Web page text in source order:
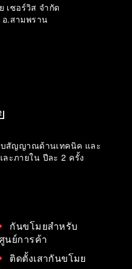
เซอร์วิส จำกัด
อ.สามพราน
บสัญญาณด้านเทคนิค และ
ะภายใน ปีละ 2 ครั้ง
กันขโมยสำหรับ
นย์การค้า
ติดตั้งเสากันขโมย